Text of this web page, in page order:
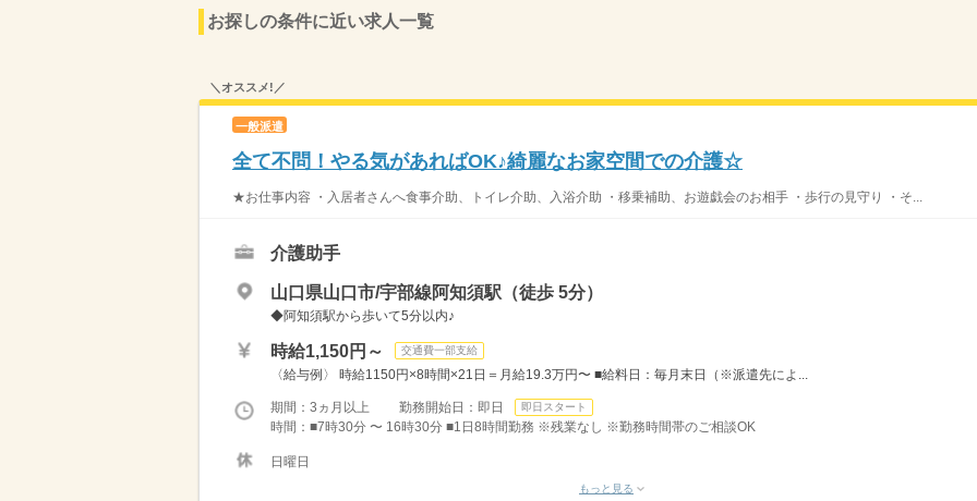
お探しの条件に近い求人一覧
＼オススメ!／
一般派遣
全て不問！やる気があればOK♪綺麗なお家空間での介護☆
★お仕事内容 ・入居者さんへ食事介助、トイレ介助、入浴介助 ・移乗補助、お遊戯会のお相手 ・歩行の見守り ・そ...
介護助手
山口県山口市/宇部線阿知須駅（徒歩 5分）
◆阿知須駅から歩いて5分以内♪
時給1,150円～ 交通費一部支給
〈給与例〉 時給1150円×8時間×21日＝月給19.3万円〜 ■給料日：毎月末日（※派遣先によ...
期間：3ヵ月以上 勤務開始日：即日 即日スタート
時間：■7時30分 〜 16時30分 ■1日8時間勤務 ※残業なし ※勤務時間帯のご相談OK
日曜日
もっと見る